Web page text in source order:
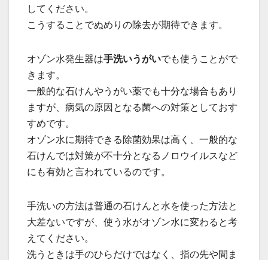
してください。
こうすることでぬめりの除去が期待できます。
オゾン水発生器は手洗いうがいでも使うことがで
きます。
一般的な石けんやうがい薬でも十分な場合もあり
ますが、病気の原因となる菌への対策としておす
すめです。
オゾン水に期待できる除菌効果は高く、一般的な
石けんでは対策が不十分となるノロウイルスなど
にも有効と言われているのです。
手洗いの方法は普通の石けんと水を使った方法と
大差ないですが、使う水がオゾン水に変わると考
えてください。
洗うときは手のひらだけではなく、指の先や間ま